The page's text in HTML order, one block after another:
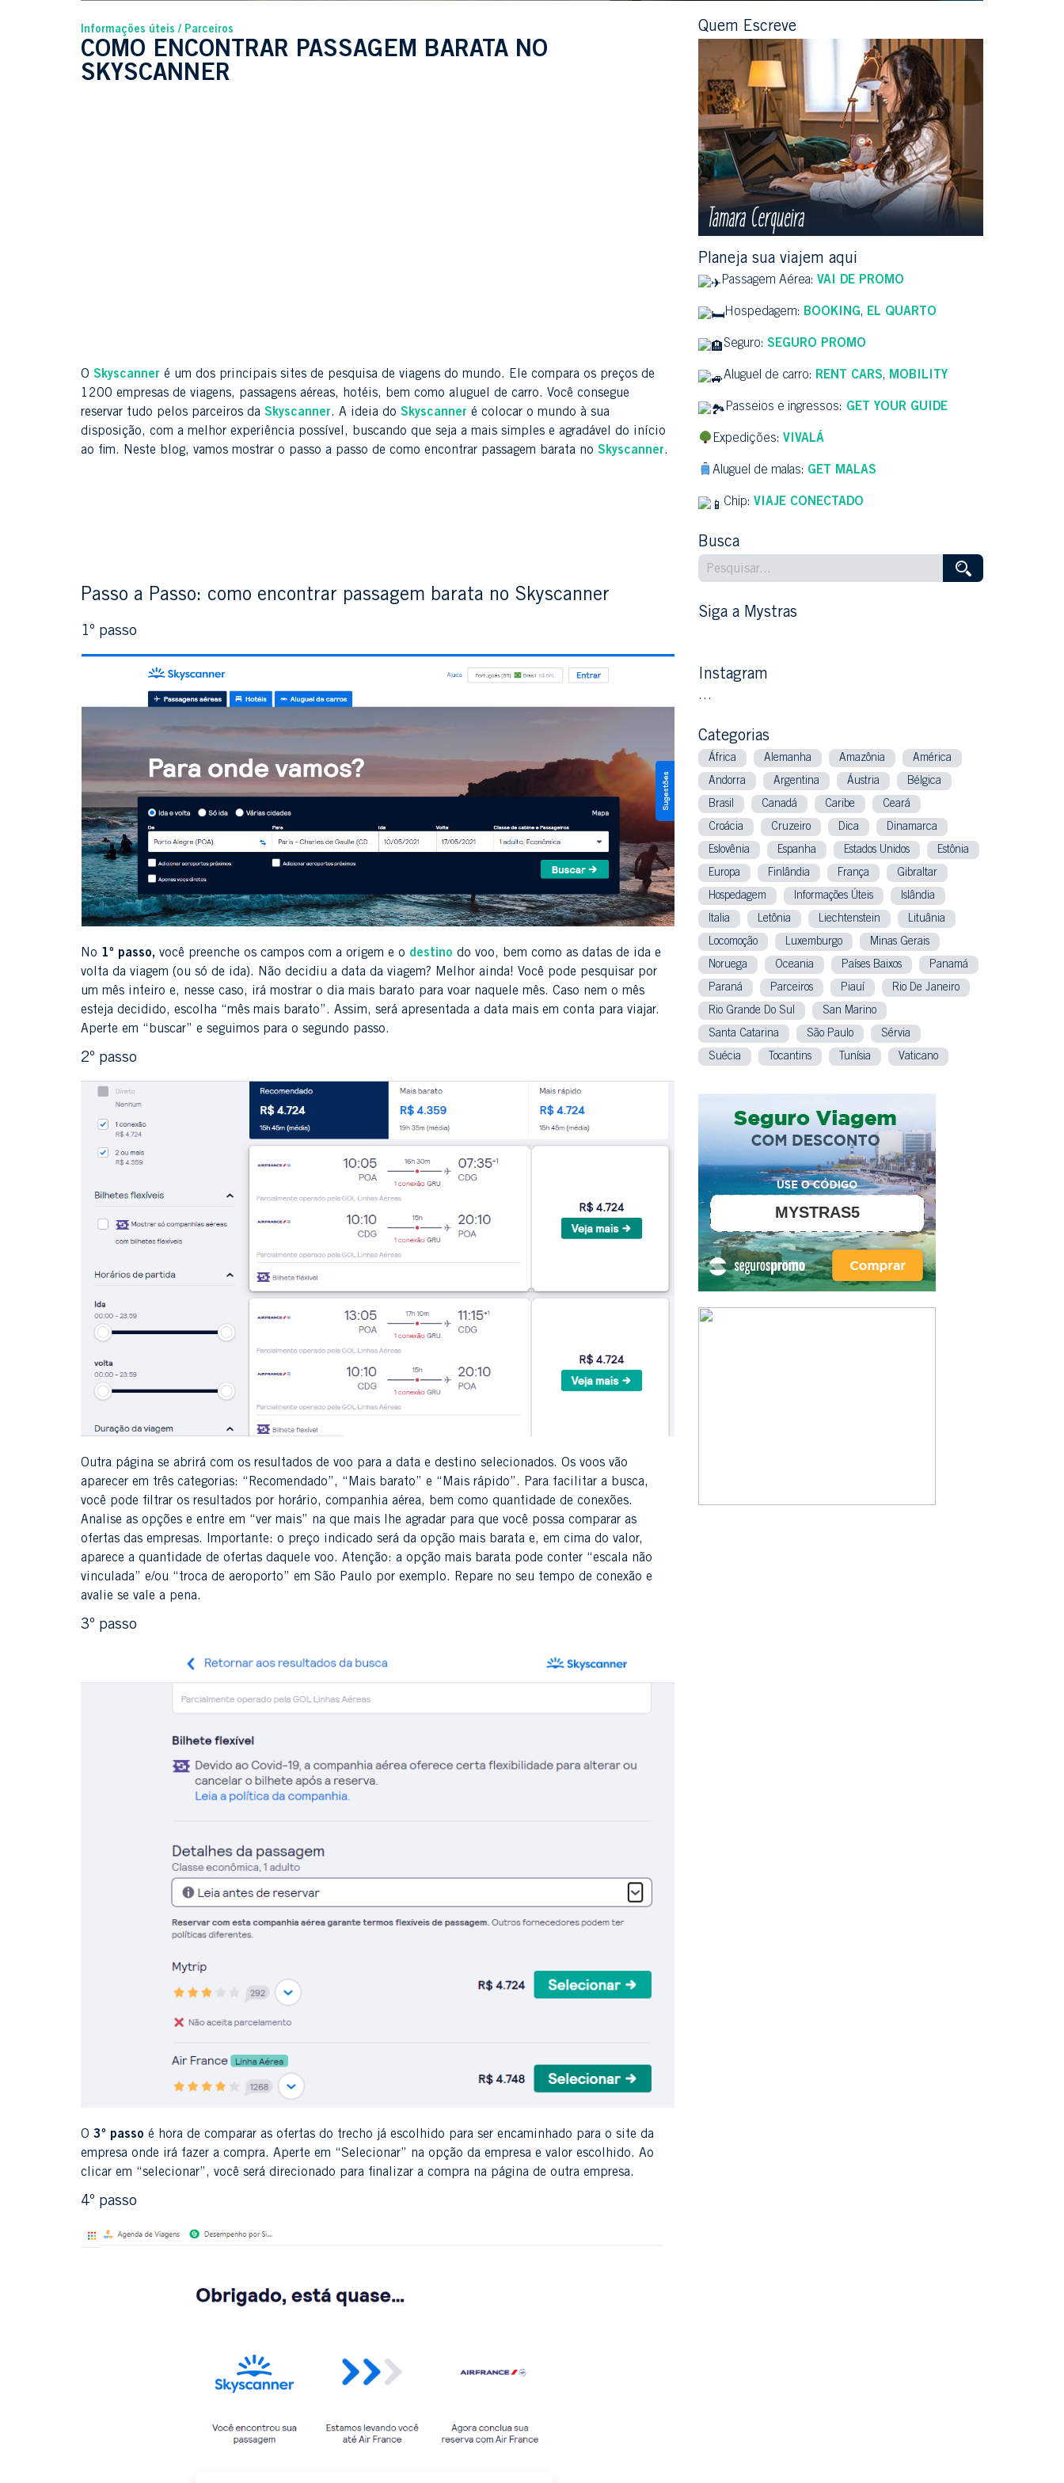
Informações úteis Parceiros
COMO ENCONTRAR PASSAGEM BARATA NO
SKYSCANNER
O Skyscanner é um dos principais sites de pesquisa de viagens do mundo. Ele compara os preços de
1200 empresas de viagens, passagens aéreas, hotéis, bem como aluguel de carro. Você consegue
reservar tudo pelos parceiros da Skyscanner. A ideia do Skyscanner é colocar o mundo à sua
disposição, com a melhor experiência possível, buscando que seja a mais simples e agradável do início
ao fim. Neste blog, vamos mostrar o passo a passo de como encontrar passagem barata no Skyscanner.
Passo a Passo: como encontrar passagem barata no Skyscanner
1º passo
No 1º passo, você preenche os campos com a origem e o destino do voo, bem como as datas de ida e
volta da viagem (ou só de ida). Não decidiu a data da viagem? Melhor ainda! Você pode pesquisar por
um mês inteiro e, nesse caso, irá mostrar o dia mais barato para voar naquele mês. Caso nem o mês
esteja decidido, escolha “mês mais barato”. Assim, será apresentada a data mais em conta para viajar.
Aperte em “buscar” e seguimos para o segundo passo.
2º passo
Outra página se abrirá com os resultados de voo para a data e destino selecionados. Os voos vão
aparecer em três categorias: “Recomendado”, “Mais barato” e “Mais rápido”. Para facilitar a busca,
você pode filtrar os resultados por horário, companhia aérea, bem como quantidade de conexões.
Analise as opções e entre em “ver mais” na que mais lhe agradar para que você possa comparar as
ofertas das empresas. Importante: o preço indicado será da opção mais barata e, em cima do valor,
aparece a quantidade de ofertas daquele voo. Atenção: a opção mais barata pode conter “escala não
vinculada” e/ou “troca de aeroporto” em São Paulo por exemplo. Repare no seu tempo de conexão e
avalie se vale a pena.
3º passo
O 3º passo é hora de comparar as ofertas do trecho já escolhido para ser encaminhado para o site da
empresa onde irá fazer a compra. Aperte em “Selecionar” na opção da empresa e valor escolhido. Ao
clicar em “selecionar”, você será direcionado para finalizar a compra na página de outra empresa.
4º passo
Quem Escreve
Planeja sua viajem aqui
Passagem Aérea: VAI DE PROMO
Hospedagem: BOOKING, EL QUARTO
Seguro: SEGURO PROMO
Aluguel de carro: RENT CARS, MOBILITY
Passeios e ingressos: GET YOUR GUIDE
Expedições:VIVALÁ
Aluguel de malas: GET MALAS
Chip: VIAJE CONECTADO
Busca
Siga a Mystras
Instagram
…
Categorias
África Alemanha Amazônia América
Andorra Argentina Áustria Bélgica
Brasil Canadá Caribe Ceará
Croácia Cruzeiro Dica Dinamarca
Eslovênia Espanha Estados Unidos Estônia
Europa Finlândia França Gibraltar
Hospedagem Informações Úteis Islândia
Italia Letônia Liechtenstein Lituânia
Locomoção Luxemburgo Minas Gerais
Noruega Oceania Países Baixos Panamá
Paraná Parceiros Piauí Rio De Janeiro
Rio Grande Do Sul San Marino
Santa Catarina São Paulo Sérvia
Suécia Tocantins Tunísia Vaticano
MYSTRAS5